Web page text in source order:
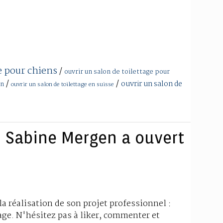
pour chiens/ ouvrir un salon de toilettage pour
/ ouvrir un salon de toilettage en suisse / ouvrir un salon de
Mergen a ouvert
réalisation de son projet professionnel :
N'hésitez pas à liker, commenter et